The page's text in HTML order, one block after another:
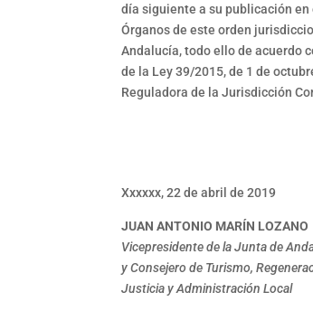
día siguiente a su publicación
Órganos de este orden
Andalucía, todo ello de acuerdo
de la Ley 39/2015, de 1 de
Reguladora de la Jurisdicción
Xxxxxx, 22 de abril de 2019
JUAN ANTONIO MARÍN LOZANO
Vicepresidente de la Junta de
y Consejero de Turismo,
Justicia y Administración Local